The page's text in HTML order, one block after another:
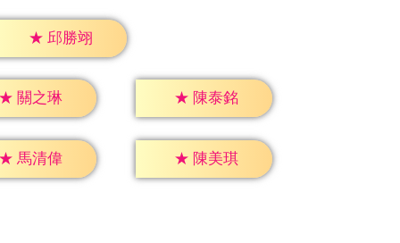
★ 邱勝翊
關之琳 ★ 陳泰銘
馬清偉 ★ 陳美琪